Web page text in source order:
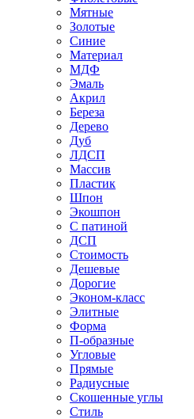
Мятные
Золотые
Синие
Материал
МДФ
Эмаль
Акрил
Береза
Дерево
Дуб
ЛДСП
Массив
Пластик
Шпон
Экошпон
С патиной
ДСП
Стоимость
Дешевые
Дорогие
Эконом-класс
Элитные
Форма
П-образные
Угловые
Прямые
Радиусные
Скошенные углы
Стиль